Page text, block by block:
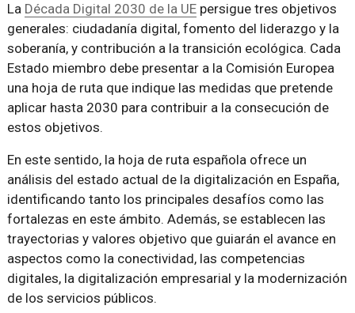
La Década Digital 2030 de la UEpersigue tres objetivos
generales: ciudadanía digital, fomento del liderazgo y la
soberanía, y contribución a la transición ecológica. Cada
Estado miembro debe presentar a la Comisión Europea
una hoja de ruta que indique las medidas que pretende
aplicar hasta 2030 para contribuir a la consecución de
estos objetivos.
En este sentido, la hoja de ruta española ofrece un
análisis del estado actual de la digitalización en España,
identificando tanto los principales desafíos como las
fortalezas en este ámbito. Además, se establecen las
trayectorias y valores objetivo que guiarán el avance en
aspectos como la conectividad, las competencias
digitales, la digitalización empresarial y la modernización
de los servicios públicos.